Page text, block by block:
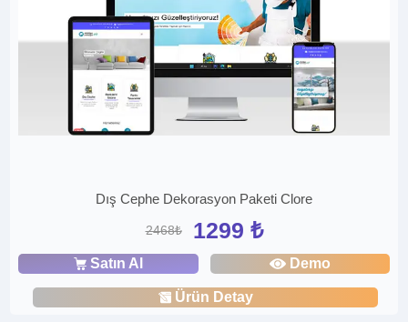
Dış Cephe Dekorasyon Paketi Clore
2468₺ 1299 ₺
Satın Al Demo
Ürün Detay